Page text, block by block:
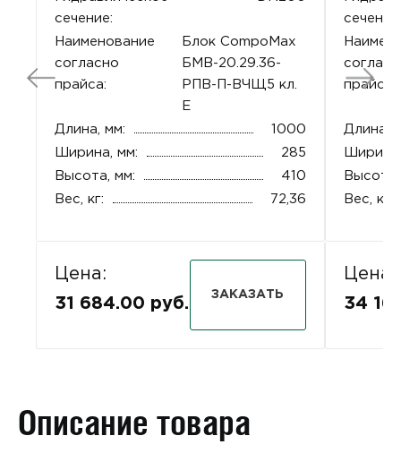
сечение:
Наименование
согласно
прайса:
Блок CompoMax
БМВ-20.29.36-
РПВ-П-ВЧЩ5 кл.
Е
Длина, мм:
1000
Ширина, мм:
285
Высота, мм:
410
Вес, кг:
72,36
Цена:
31 684.00 руб.
ЗАКАЗАТЬ
сечение:
прайса:
Длина,
Вес, кг:
Цена:
34
Описание товара